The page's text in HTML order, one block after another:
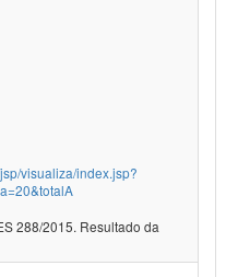
visualiza/index.jsp?
288/2015. Resultado da